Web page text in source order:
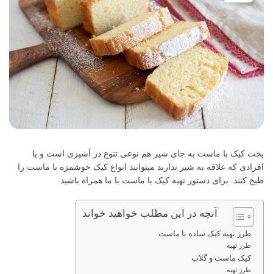
پخت کیک با ماست به جای شیر هم نوعی تنوع در آشپزی است و یا
افرادی که علاقه به شیر ندارند میتوانند انواع کیک خوشمزه با ماست را
طبخ کنند. برای دستور تهیه کیک با ماست با ما همراه باشید.
آنچه در این مطلب خواهید خواند
طرز تهیه کیک ساده با ماست
طرز تهیه
کیک ماست و گلاب
طرز تهیه